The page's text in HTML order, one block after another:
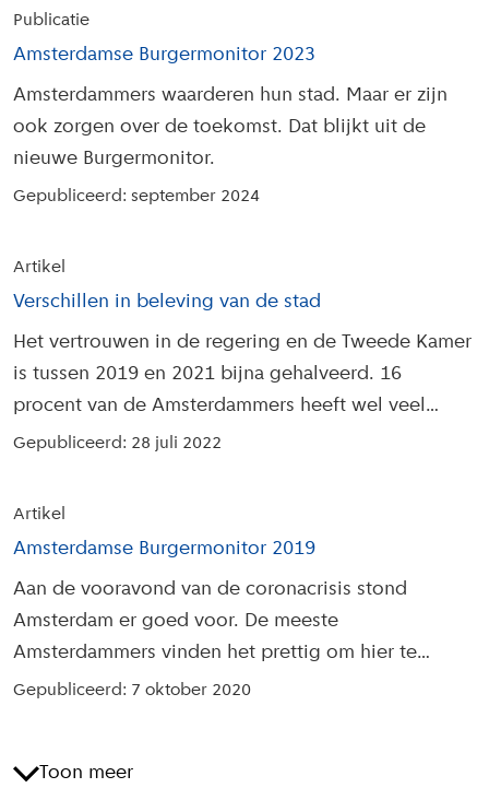
Amsterdamse Burgermonitor 2023
Publicatie
Amsterdammers waarderen hun stad. Maar er zijn
ook zorgen over de toekomst. Dat blijkt uit de
nieuwe Burgermonitor.
Gepubliceerd: september 2024
Verschillen in beleving van de stad
Artikel
Het vertrouwen in de regering en de Tweede Kamer
is tussen 2019 en 2021 bijna gehalveerd. 16
procent van de Amsterdammers heeft wel veel
vertrouwen. Dat blijkt uit de Amsterdamse
Gepubliceerd: 28 juli 2022
Amsterdamse Burgermonitor 2019
Artikel
Aan de vooravond van de coronacrisis stond
Amsterdam er goed voor. De meeste
Amsterdammers vinden het prettig om hier te
wonen en voelen zich verbonden met de stad.
Gepubliceerd: 7 oktober 2020
Toon meer